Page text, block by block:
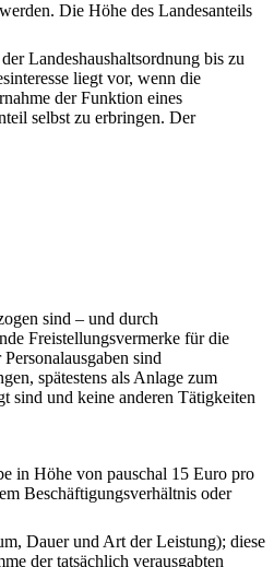
Die Höhe des Landesanteils
Landeshaushaltsordnung bis zu
liegt vor, wenn die
der Funktion eines
selbst zu erbringen. Der
sind – und durch
Freistellungsvermerke für die
sind
spätestens als Anlage zum
sind und keine anderen Tätigkeiten
in Höhe von pauschal 15 Euro pro
Beschäftigungsverhältnis oder
Dauer und Art der Leistung); diese
der tatsächlich verausgabten